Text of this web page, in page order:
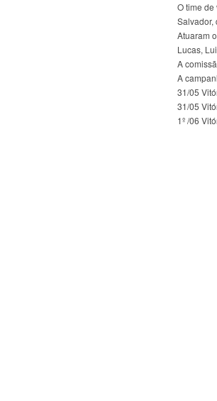
O time
Salvador,
Atuaram
Lucas,
A
A
31/05
31/05
1º /06